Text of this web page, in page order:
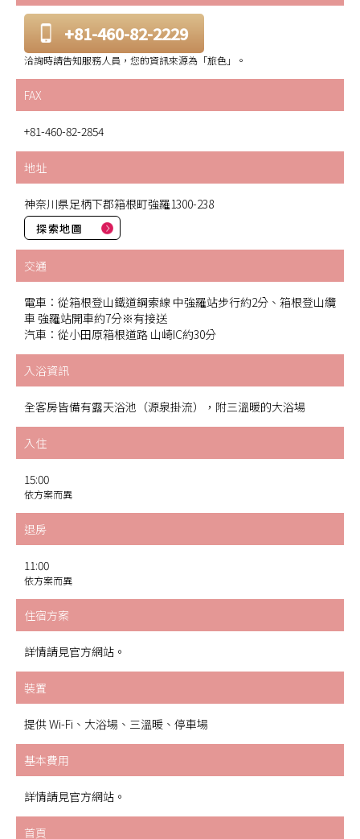
+81-460-82-2229
洽詢時請告知服務人員，您的資訊來源為「旅色」。
FAX
+81-460-82-2854
地址
神奈川県足柄下郡箱根町強羅1300-238
探索地圖
交通
電車：從箱根登山鐵道鋼索線 中強羅站步行約2分、箱根登山纜
車 強羅站開車約7分※有接送
汽車：從小田原箱根道路 山崎IC約30分
入浴資訊
全客房皆備有露天浴池（源泉掛流），附三溫暖的大浴場
入住
15:00
依方案而異
退房
11:00
依方案而異
住宿方案
詳情請見官方網站。
裝置
提供 Wi-Fi、大浴場、三溫暖、停車場
基本費用
詳情請見官方網站。
首頁